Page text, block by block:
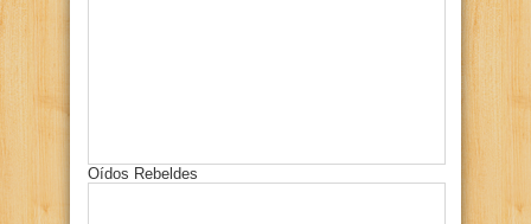
Oídos Rebeldes